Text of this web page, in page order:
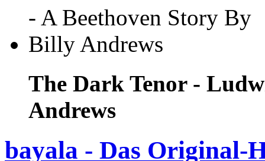
The Dark Tenor -
Andrews
bayala - Das Original-